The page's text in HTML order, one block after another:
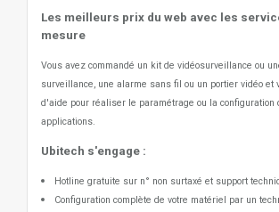
Les meilleurs prix du web avec les
mesure
Vous avez commandé un kit de vidéosurveillance ou
surveillance, une alarme sans fil ou un portier vidéo et
d'aide pour réaliser le paramétrage ou la configuration
applications.
Ubitech s'engage :
Hotline gratuite sur n° non surtaxé et support
Configuration complète de votre matériel par un